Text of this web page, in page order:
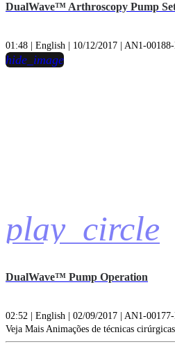
DualWave™ Arthroscopy Pump
01:48 | English | 10/12/2017 | AN1-
play_circle
hide_image
DualWave™ Pump Operation
02:52 | English | 02/09/2017 | AN1-
Veja Mais Animações de técnicas cirúrgicas